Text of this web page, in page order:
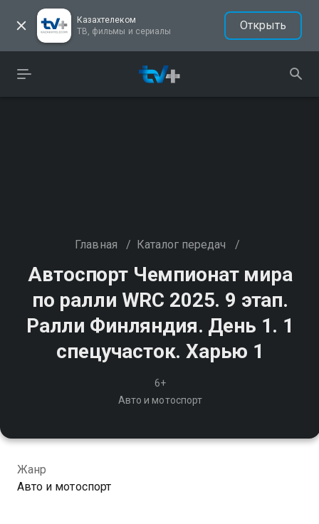
Казахтелеком
ТВ, фильмы и сериалы
Открыть
Главная / Каталог передач /
Автоспорт Чемпионат мира
по ралли WRC 2025. 9 этап.
Ралли Финляндия. День 1. 1
спецучасток. Харью 1
6+
Авто и мотоспорт
Жанр
Авто и мотоспорт